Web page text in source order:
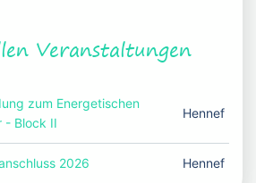
Veranstaltungen
zum Energetischen
- Block II
Hennef
2026 Hennef